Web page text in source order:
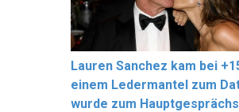
Lauren Sanchez kam bei
einem Ledermantel zum
wurde zum